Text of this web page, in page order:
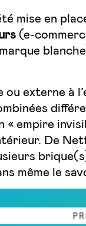
mise en
(e-
ou externe à
« empire
De
même le